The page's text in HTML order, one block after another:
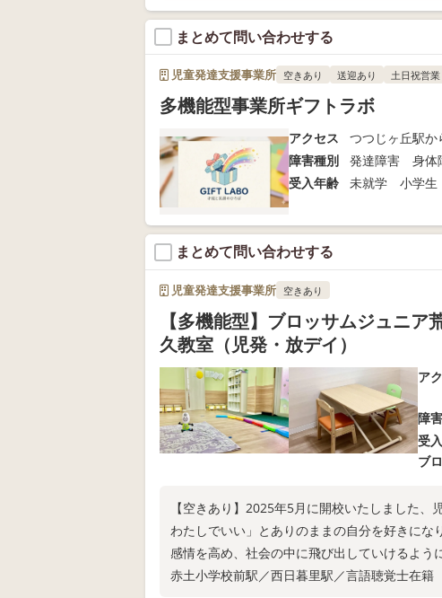
まとめて問い合わせする
児童発達支援事業所 空きあり 送迎あり 土日祝営業
多機能型事業所ギフトラボ
アクセス
つつじヶ丘駅
障害種別
発達障害 身
受入年齢
未就学 小学
まとめて問い合わせする
児童発達支援事業所 空きあり
【多機能型】ブロッサムジュニア
久教室（児発・放デイ）
ア
障
受
ブ
【空きあり】2025年5月に開校いたしました
わたしでいい」とありのままの自分を好きに
感情を高め、社会の中に飛び出していけるよう
赤土小学校前駅／西日暮里駅／言語聴覚士在籍